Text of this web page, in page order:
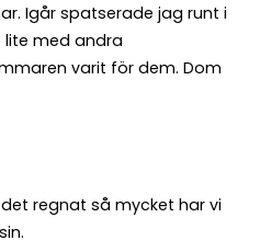
Igår spatserade jag runt i
med andra
varit för dem. Dom
regnat så mycket har vi